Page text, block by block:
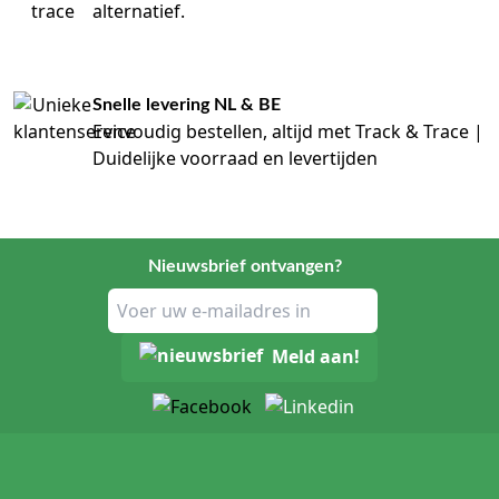
(paarden)
zwachtels?
De keuze voor Ideaal zwachtels berust op de
voorspelbaarheid van de druk. Katoenen windsels zijn
bovendien sterk absorberend, wat transpiratie onder het
het verband minder snel afzakt dan bij gladde synthetische
windsels. Dit verhoogt het patiëntcomfort aanzienlijk bij
langdurig dragen.
Waar moet je op letten bij de keuze van
Ideaal zwachtels?
Cruciaal is de breedte van het windsel; deze moet passen
alternatief.
Snelle levering NL & BE
Eenvoudig bestellen, altijd met Track & Trace |
Duidelijke voorraad en levertijden
Nieuwsbrief ontvangen?
Meld aan!